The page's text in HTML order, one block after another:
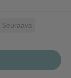
Seuraava